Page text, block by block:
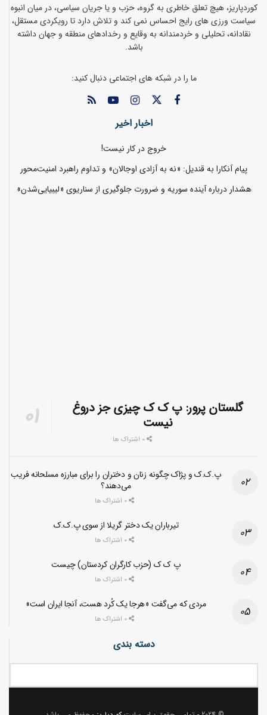
کوردپاریز، هیچ تعلق خاطری به گروه، حزب و یا جریان سیاسی، در میان انبوه
سیاست ورزی های رایج احساس نمی کند و تلاش دارد تا رویکردی مستقل،
نقادانه، تحلیلی و خردمندانه به وقایع و رخدادهای منطقه و جهان داشته
باشد.
ما را در شبکه های اجتماعی دنبال کنید:
اخبار اخیر
خروج در کار نیست!
پیام آنکارا به قندیل: «نه به آزادی اوجالان» و تداوم راهبرد امنیت‌محور
هشدار درباره آینده سوریه و ضرورت جلوگیری از سناریوی «لیبیایی‌شدن»
گلستان پرور: پ ک ک چیزی جز دروغ
نیست
پ.ک.ک و پژاک چگونه زنان و دختران را برای مبارزه مسلحانه فریب
می‌دهند؟
تیرباران یک دختر گریلا از سوی پ.ک.ک
پ ک ک (حزب کارگران کردستان) چیست
مردی که می‌گفت «هرجا یک کُرد هست، آنجا ایران است»
دسته بندی